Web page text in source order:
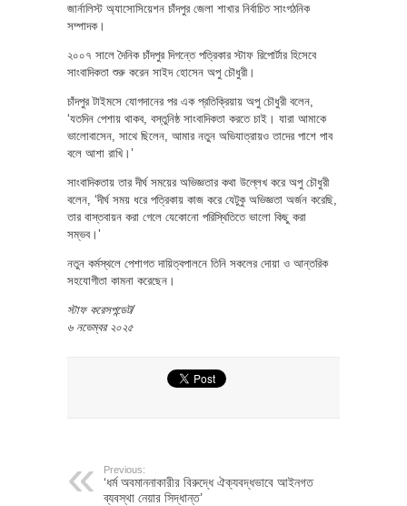
জার্নালিস্ট অ্যাসোসিয়েশন চাঁদপুর জেলা শাখার নির্বাচিত সাংগঠনিক
সম্পাদক।
২০০৭ সালে দৈনিক চাঁদপুর দিগন্তে পত্রিকার স্টাফ রিপোর্টার হিসেবে
সাংবাদিকতা শুরু করেন সাইদ হোসেন অপু চৌধুরী।
চাঁদপুর টাইমসে যোগদানের পর এক প্রতিক্রিয়ায় অপু চৌধুরী বলেন,
‘যতদিন পেশায় থাকব, বস্তুনিষ্ঠ সাংবাদিকতা করতে চাই। যারা আমাকে
ভালোবাসেন, সাথে ছিলেন, আমার নতুন অভিযাত্রায়ও তাদের পাশে পাব
বলে আশা রাখি।’
সাংবাদিকতায় তার দীর্ঘ সময়ের অভিজ্ঞতার কথা উল্লেখ করে অপু চৌধুরী
বলেন, ‘দীর্ঘ সময় ধরে পত্রিকায় কাজ করে যেটুকু অভিজ্ঞতা অর্জন করেছি,
তার বাস্তবায়ন করা গেলে যেকোনো পরিস্থিতিতে ভালো কিছু করা
সম্ভব।’
নতুন কর্মস্থলে পেশাগত দায়িত্বপালনে তিনি সকলের দোয়া ও আন্তরিক
সহযোগীতা কামনা করেছেন।
স্টাফ করেসপন্ডেট/
৬ নভেম্বর ২০২৫
Previous:
‘ধর্ম অবমাননাকারীর বিরুদ্ধে ঐক্যবদ্ধভাবে আইনগত
ব্যবস্থা নেয়ার সিদ্ধান্ত’